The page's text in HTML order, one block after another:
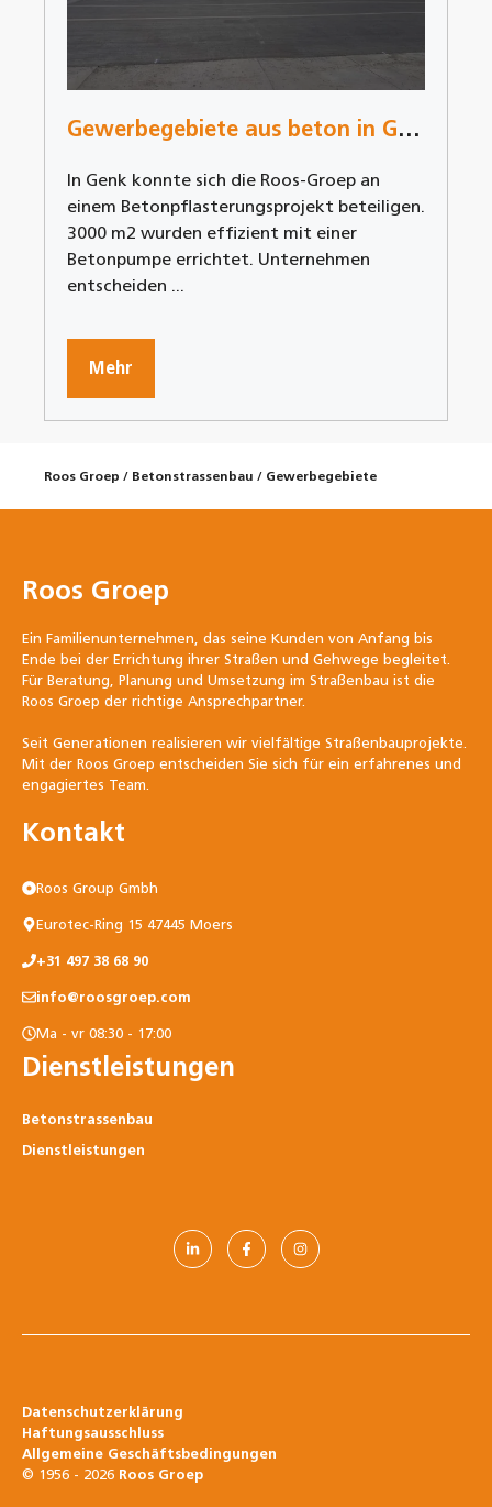
Gewerbegebiete aus beton in Genk
In Genk konnte sich die Roos-Groep an
einem Betonpflasterungsprojekt beteiligen.
3000 m2 wurden effizient mit einer
Betonpumpe errichtet. Unternehmen
entscheiden ...
Mehr
Roos Groep / Betonstrassenbau / Gewerbegebiete
Roos Groep
Ein Familienunternehmen, das seine Kunden von Anfang bis
Ende bei der Errichtung ihrer Straßen und Gehwege begleitet.
Für Beratung, Planung und Umsetzung im Straßenbau ist die
Roos Groep der richtige Ansprechpartner.
Seit Generationen realisieren wir vielfältige Straßenbauprojekte.
Mit der Roos Groep entscheiden Sie sich für ein erfahrenes und
engagiertes Team.
Kontakt
Roos Group Gmbh
Eurotec-Ring 15 47445 Moers
+31 497 38 68 90
info@roosgroep.com
Ma - vr 08:30 - 17:00
Dienstleistungen
Betonstrassenbau
Dienstleistungen
© 1956 - 2026 Roos Groep
Datenschutzerklärung
Haftungsausschluss
Allgemeine Geschäftsbedingungen